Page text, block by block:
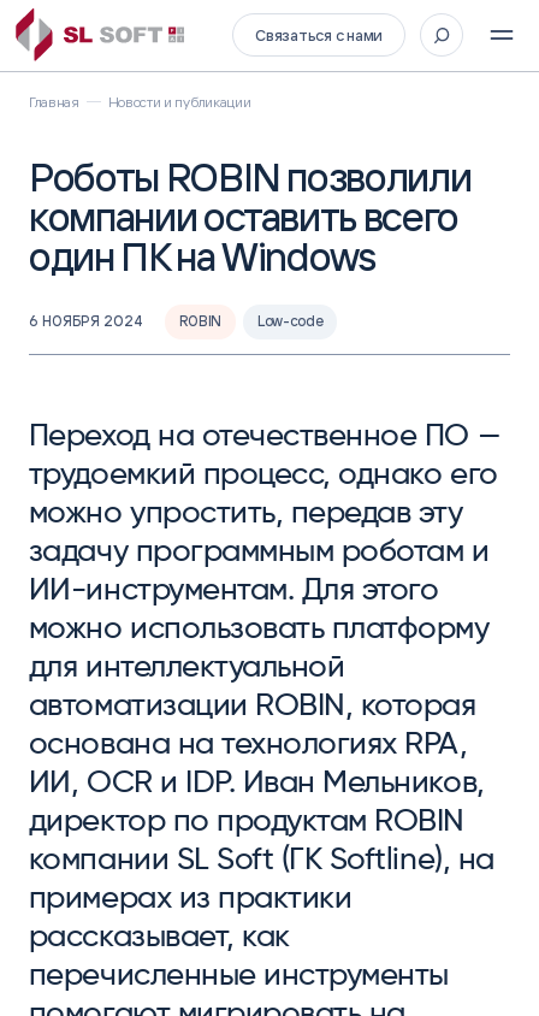
Связаться с нами
Главная Новости и публикации
Роботы ROBIN позволили
компании оставить всего
один ПК на Windows
6 НОЯБРЯ 2024 ROBIN Low-code
Переход на отечественное ПО —
трудоемкий процесс, однако его
можно упростить, передав эту
задачу программным роботам и
ИИ-инструментам. Для этого
можно использовать платформу
для интеллектуальной
автоматизации ROBIN, которая
основана на технологиях RPA,
ИИ, OCR и IDP. Иван Мельников,
директор по продуктам ROBIN
компании SL Soft (ГК Softline), на
примерах из практики
рассказывает, как
перечисленные инструменты